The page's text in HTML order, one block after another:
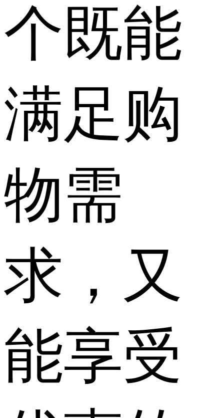
个既能
满足购
物需
求，又
能享受